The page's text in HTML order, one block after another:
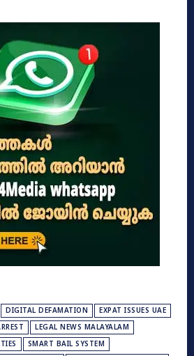
DIGITAL DEFAMATION
EXPAT ISSUES UAE
LEGAL NEWS MALAYALAM
SMART BAIL SYSTEM